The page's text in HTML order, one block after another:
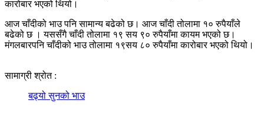
कारोबार भएको थियो।
आज चाँदीको भाउ पनि सामान्य बढेको छ। आज चाँदी तोलामा १० रुपैयाँले
बढेको छ । यससँगै चाँदी तोलामा १९ सय ९० रुपैयाँमा कायम भएको छ।
मंगलबारपनि चाँदीको भाउ तोलामा १९सय ८० रुपैयाँमा कारोबार भएको थियो।
सामाग्री श्रोत :
बढ्यो सुनको भाउ